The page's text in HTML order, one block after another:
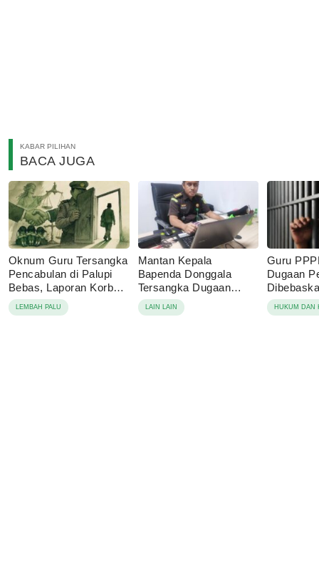
KABAR PILIHAN
BACA JUGA
Oknum Guru Tersangka
Pencabulan di Palupi
Bebas, Laporan Korban
Berujung Damai
LEMBAH PALU
Mantan Kepala
Bapenda Donggala
Tersangka Dugaan
Korupsi Pajak Tambang
LAIN LAIN
Guru
Dugaan
Sebut
Keluarga
HUKUM DAN